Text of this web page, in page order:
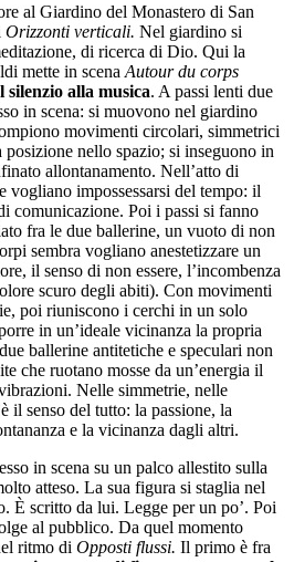
al Giardino del Monastero di San
Orizzonti verticali. Nel giardino si
di ricerca di Dio. Qui la
mette in scena Autour du corps
silenzio alla musica. A passi lenti due
in scena: si muovono nel giardino
movimenti circolari, simmetrici
nello spazio; si inseguono in
allontanamento. Nell’atto di
vogliano impossessarsi del tempo: il
comunicazione. Poi i passi si fanno
fra le due ballerine, un vuoto di non
sembra vogliano anestetizzare un
il senso di non essere, l’incombenza
scuro degli abiti). Con movimenti
poi riuniscono i cerchi in un solo
in un’ideale vicinanza la propria
ballerine antitetiche e speculari non
che ruotano mosse da un’energia il
Nelle simmetrie, nelle
il senso del tutto: la passione, la
e la vicinanza dagli altri.
in scena su un palco allestito sulla
atteso. La sua figura si staglia nel
È scritto da lui. Legge per un po’. Poi
al pubblico. Da quel momento
ritmo di Opposti flussi. Il primo è fra